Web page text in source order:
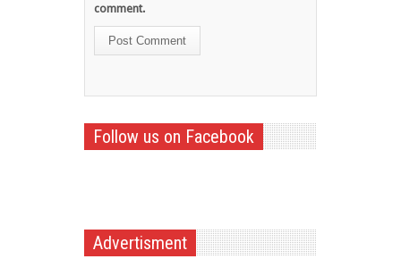
comment.
Follow us on Facebook
Advertisment